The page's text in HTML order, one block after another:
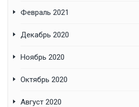
Февраль 2021
Декабрь 2020
Ноябрь 2020
Октябрь 2020
Август 2020